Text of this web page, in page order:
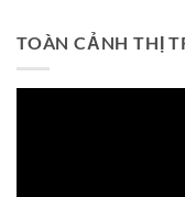
TOÀN CẢNH THỊ